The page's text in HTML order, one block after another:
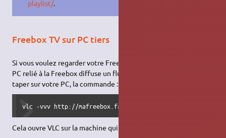
playlist/.
Freebox TV sur PC tiers
Si vous voulez regarder votre Freebox à distance, il faut que le
PC relié à la Freebox diffuse un flux HTTP. Avec VLC, il suffit de
taper sur votre PC, la commande :
vlc -vvv http://mafreebox.freebox.fr/freeboxtv/playlist.m3u
Cela ouvre VLC sur la machine qui héberge.